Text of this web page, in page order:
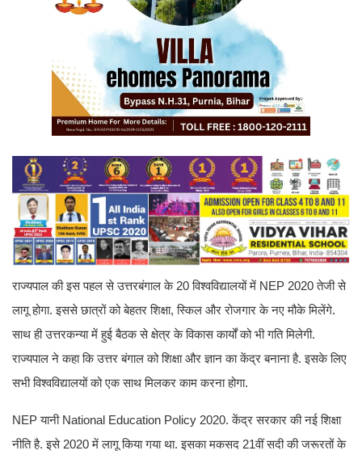
राज्यपाल की इस पहल से उत्तरबंगाल के 20 विश्वविद्यालयों में NEP 2020 तेजी से
लागू होगा. इससे छात्रों को बेहतर शिक्षा, स्किल और रोजगार के नए मौके मिलेंगे.
साथ ही उत्तरकन्या में हुई बैठक से क्षेत्र के विकास कार्यों को भी गति मिलेगी.
राज्यपाल ने कहा कि उत्तर बंगाल को शिक्षा और ज्ञान का केंद्र बनाना है. इसके लिए
सभी विश्वविद्यालयों को एक साथ मिलकर काम करना होगा.
NEP यानी National Education Policy 2020. केंद्र सरकार की नई शिक्षा
नीति है. इसे 2020 में लागू किया गया था. इसका मकसद 21वीं सदी की जरूरतों के